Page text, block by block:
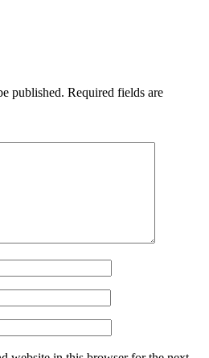
published. Required fields are